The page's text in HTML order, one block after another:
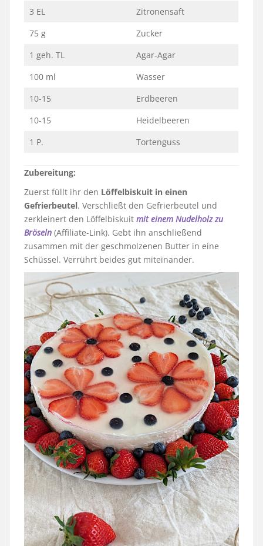
3 EL
Zitronensaft
75 g
Zucker
1 geh. TL
Agar-Agar
100 ml
Wasser
10-15
Erdbeeren
10-15
Heidelbeeren
1 P.
Tortenguss
Zubereitung:
Zuerst füllt ihr den Löffelbiskuit in einen
Gefrierbeutel. Verschließt den Gefrierbeutel und
zerkleinert den Löffelbiskuit mit einem Nudelholz zu
Bröseln (Affiliate-Link). Gebt ihn anschließend
zusammen mit der geschmolzenen Butter in eine
Schüssel. Verrührt beides gut miteinander.